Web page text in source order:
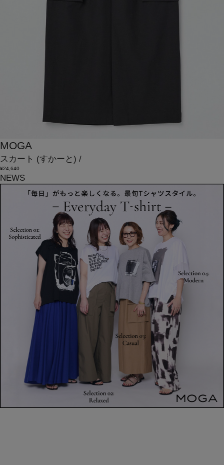
MOGA
スカート (すかーと) /
¥24,640
NEWS